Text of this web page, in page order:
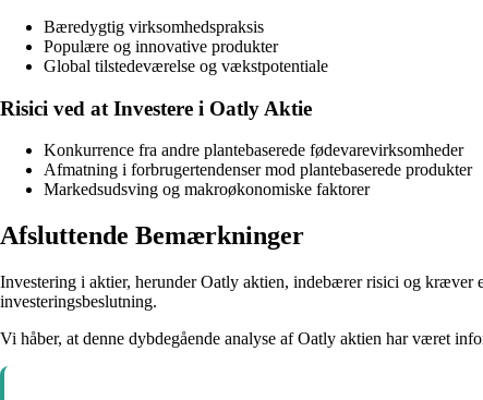
Bæredygtig virksomhedspraksis
Populære og innovative produkter
Global tilstedeværelse og vækstpotentiale
Risici ved at Investere i Oatly Aktie
Konkurrence fra andre plantebaserede fødevarevirksomheder
Afmatning i forbrugertendenser mod plantebaserede produkter
Markedsudsving og makroøkonomiske faktorer
Afsluttende Bemærkninger
Investering i aktier, herunder Oatly aktien, indebærer risici og
investeringsbeslutning.
Vi håber, at denne dybdegående analyse af Oatly aktien har været